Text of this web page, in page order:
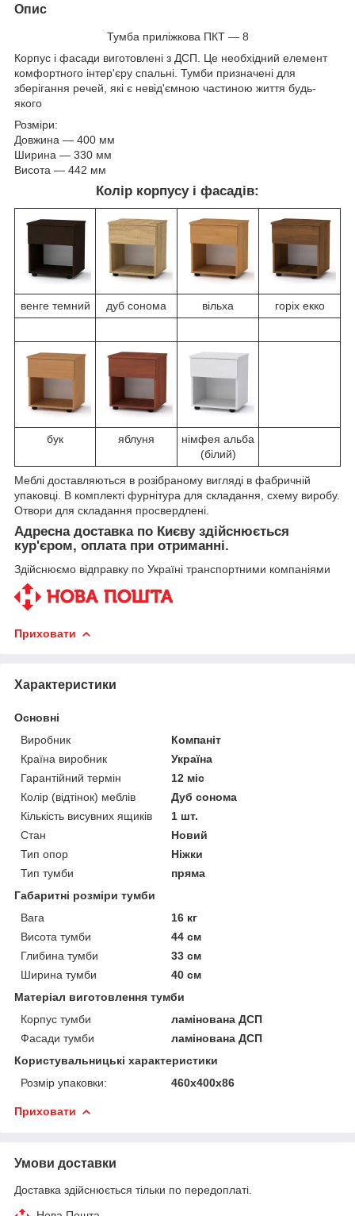
Опис
Тумба приліжкова ПКТ ― 8
Корпус і фасади виготовлені з ДСП. Це необхідний елемент
комфортного інтер'єру спальні. Тумби призначені для
зберігання речей, які є невід'ємною частиною життя будь-
якого
Розміри:
Довжина ― 400 мм
Ширина ― 330 мм
Висота ― 442 мм
Колір корпусу і фасадів:
венге темний дуб сонома вільха горіх екко
бук яблуня
німфея альба
(білий)
Меблі доставляються в розібраному вигляді в фабричній
упаковці. В комплекті фурнітура для складання, схему виробу.
Отвори для складання просвердлені.
Адресна доставка по Києву здійснюється
кур'єром, оплата при отриманні.
Здійснюємо відправку по Україні транспортними компаніями
Приховати
Характеристики
Основні
Виробник
Компаніт
Країна виробник
Україна
Гарантійний термін
12 міс
Колір (відтінок) меблів
Дуб сонома
Кількість висувних ящиків
1 шт.
Стан
Новий
Тип опор
Ніжки
Тип тумби
пряма
Габаритні розміри тумби
Вага
16 кг
Висота тумби
44 см
Глибина тумби
33 см
Ширина тумби
40 см
Матеріал виготовлення тумби
Корпус тумби
ламінована ДСП
Фасади тумби
ламінована ДСП
Користувальницькі характеристики
Розмір упаковки:
460х400х86
Приховати
Умови доставки
Доставка здійснюється тільки по передоплаті.